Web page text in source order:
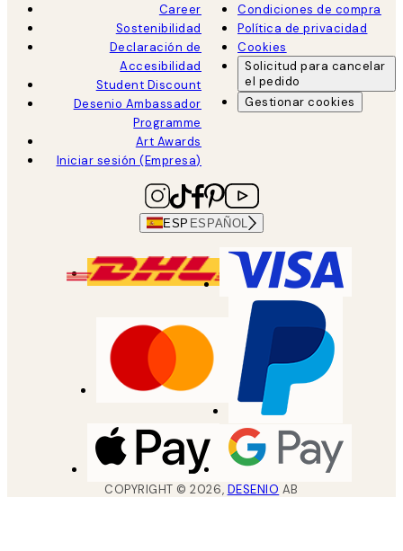
Career
Sostenibilidad
Declaración de
Accesibilidad
Student Discount
Desenio Ambassador
Programme
Art Awards
Iniciar sesión (Empresa)
Condiciones de compra
Política de privacidad
Cookies
Solicitud para cancelar
el pedido
Gestionar cookies
ESP ESPAÑOL
COPYRIGHT ©2026, DESENIO AB